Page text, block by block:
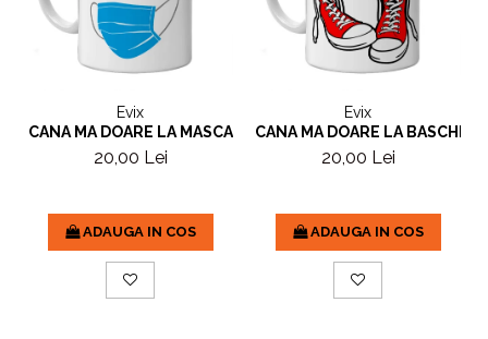
Evix
CANA MA DOARE LA MASCA
20,00 Lei
ADAUGA IN COS
Evix
CANA MA DOARE LA BASCHETI
20,00 Lei
ADAUGA IN COS